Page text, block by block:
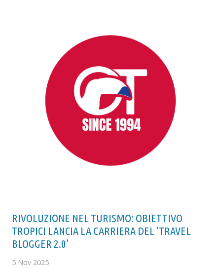
RIVOLUZIONE NEL TURISMO: OBIETTIVO
TROPICI LANCIA LA CARRIERA DEL ‘TRAVEL
BLOGGER 2.0’
5 Nov 2025